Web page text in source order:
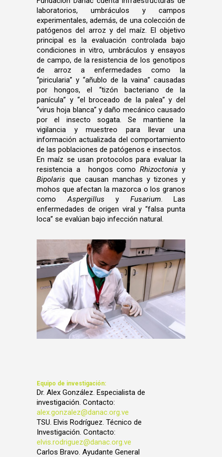
laboratorios, umbráculos y campos
experimentales, además, de una colección de
patógenos del arroz y del maíz. El objetivo
principal es la evaluación controlada bajo
condiciones in vitro, umbráculos y ensayos
de campo, de la resistencia de los genotipos
de arroz a enfermedades como la
“piricularia” y “añublo de la vaina” causadas
por hongos, el “tizón bacteriano de la
panícula” y “el broceado de la palea” y del
“virus hoja blanca” y daño mecánico causado
por el insecto sogata. Se mantiene la
vigilancia y muestreo para llevar una
información actualizada del comportamiento
de las poblaciones de patógenos e insectos.
En maíz se usan protocolos para evaluar la
resistencia a hongos comoRhizoctonia y
Bipolaris que causan manchas y tizones y
mohos que afectan la mazorca o los granos
como Aspergillus y Fusarium . Las
enfermedades de origen viral y “falsa punta
loca” se evalúan bajo infección natural.
Equipo de investigación:
Dr. Alex González. Especialista de
investigación. Contacto:
alex.gonzalez@danac.org.ve
TSU. Elvis Rodríguez. Técnico de
Investigación. Contacto:
elvis.rodriguez@danac.org.ve
Carlos Bravo. Ayudante General